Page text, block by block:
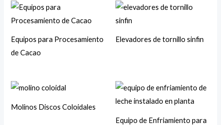
Equipos para Procesamiento
de Cacao
Elevadores de tornillo sinfin
Molinos Discos Coloidales
Equipo de Enfriamiento para